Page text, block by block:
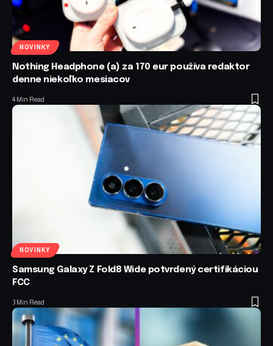
NOVINKY
Nothing Headphone (a) za 170 eur používa redaktor
denne niekoľko mesiacov
4 Min Read
NOVINKY
Samsung Galaxy Z Fold8 Wide potvrdený certifikáciou
FCC
3 Min Read